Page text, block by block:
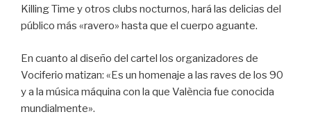
Killing Time y otros clubs nocturnos, hará las delicias del
público más «ravero» hasta que el cuerpo aguante.
En cuanto al diseño del cartel los organizadores de
Vociferio matizan: «Es un homenaje a las raves de los 90
y a la música máquina con la que València fue conocida
mundialmente».